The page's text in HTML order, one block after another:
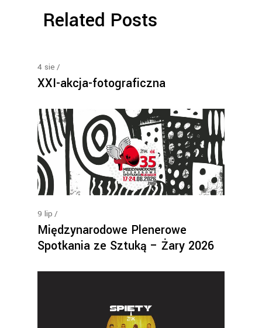
Related Posts
4 sie
XXI-akcja-fotograficzna
9 lip
Międzynarodowe Plenerowe
Spotkania ze Sztuką – Żary 2026